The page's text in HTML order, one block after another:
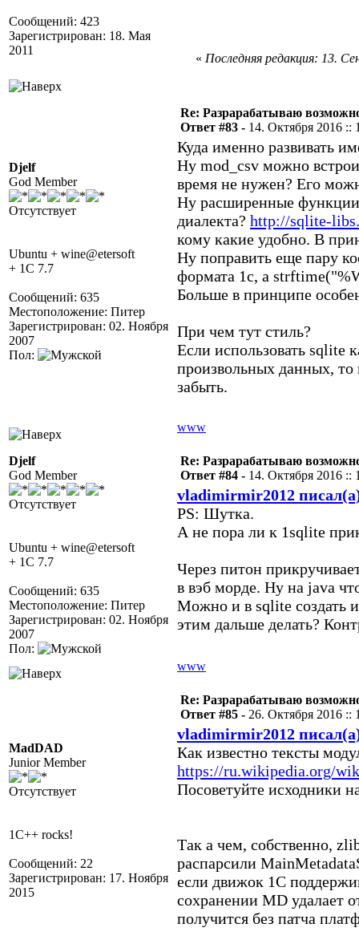
Сообщений: 423
Зарегистрирован: 18. Мая
2011
« Последняя редакция: 13.
Djelf
God Member
Отсутствует
Ubuntu + wine@etersoft
+ 1C 7.7
Сообщений: 635
Местоположение: Питер
Зарегистрирован: 02. Ноября
2007
Пол:
Re: Разрарабатываю
Ответ #83 - 14. Октября 2016 ::
Куда именно развивать
Ну mod_csv можно
время не нужен? Его
Ну расширенные функции
диалекта? http://sqlite-
кому какие удобно. В
Ну поправить еще пару
формата 1с, а
Больше в принципе
При чем тут стиль?
Если использовать sqlite
произвольных данных,
забыть.
www
Djelf
God Member
Отсутствует
Ubuntu + wine@etersoft
+ 1C 7.7
Сообщений: 635
Местоположение: Питер
Зарегистрирован: 02. Ноября
2007
Пол:
Re: Разрарабатываю
Ответ #84 - 14. Октября 2016 ::
vladimirmir2012
PS: Шутка.
А не пора ли к 1sqlite
Через питон
в вэб морде. Ну на java
Можно и в sqlite создать и
этим дальше делать?
www
MadDAD
Junior Member
Отсутствует
1C++ rocks!
Сообщений: 22
Зарегистрирован: 17. Ноября
2015
Re: Разрарабатываю
Ответ #85 - 26. Октября 2016 ::
vladimirmir2012
Как известно тексты
https://ru.wikipedia.org/
Посоветуйте исходники
Так а чем, собственно,
распарсили
если движок 1С
сохранении MD удалает
получится без патча